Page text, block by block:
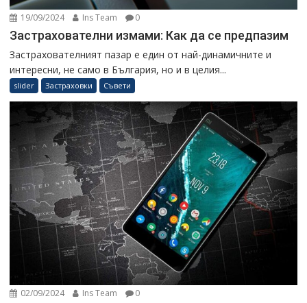
19/09/2024 Ins Team 0
Застрахователни измами: Как да се предпазим
Застрахователният пазар е един от най-динамичните и
интересни, не само в България, но и в целия...
slider Застраховки Съвети
02/09/2024 Ins Team 0